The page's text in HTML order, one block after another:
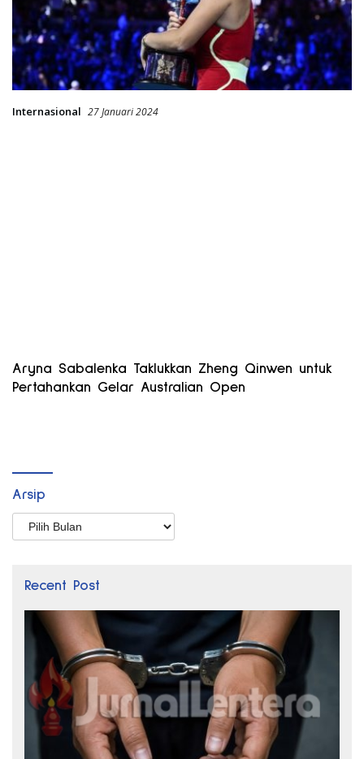
Internasional 27 Januari 2024
Aryna Sabalenka Taklukkan Zheng Qinwen untuk
Pertahankan Gelar Australian Open
Arsip
Arsip
Recent Post